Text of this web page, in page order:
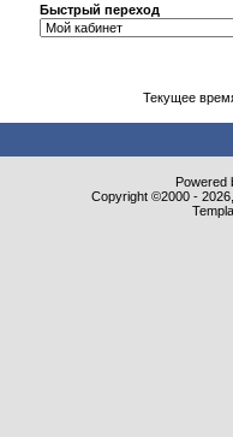
Быстрый переход
Текущее
Powered
Copyright ©2000 -